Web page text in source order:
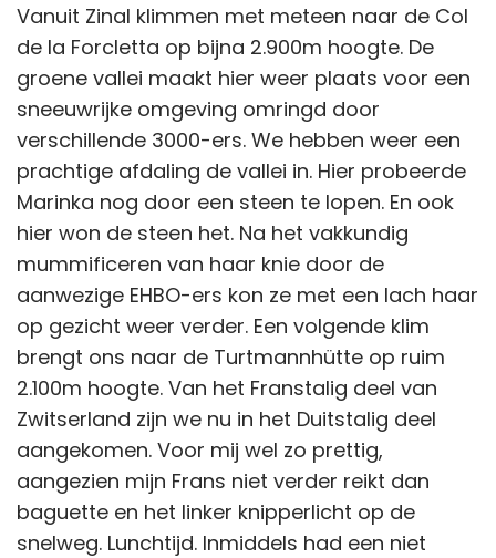
Vanuit Zinal klimmen met meteen naar de Col
de la Forcletta op bijna 2.900m hoogte. De
groene vallei maakt hier weer plaats voor een
sneeuwrijke omgeving omringd door
verschillende 3000-ers. We hebben weer een
prachtige afdaling de vallei in. Hier probeerde
Marinka nog door een steen te lopen. En ook
hier won de steen het. Na het vakkundig
mummificeren van haar knie door de
aanwezige EHBO-ers kon ze met een lach haar
op gezicht weer verder. Een volgende klim
brengt ons naar de Turtmannhütte op ruim
2.100m hoogte. Van het Franstalig deel van
Zwitserland zijn we nu in het Duitstalig deel
aangekomen. Voor mij wel zo prettig,
aangezien mijn Frans niet verder reikt dan
baguette en het linker knipperlicht op de
snelweg. Lunchtijd. Inmiddels had een niet